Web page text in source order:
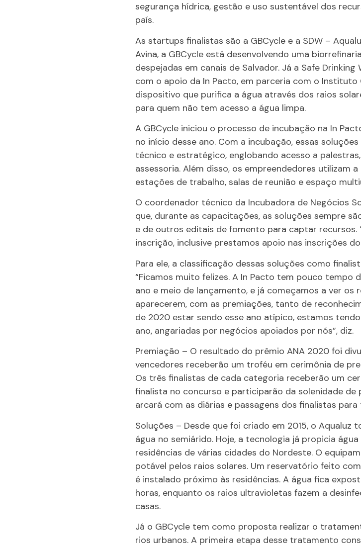
segurança hídrica, gestão e uso sustentável dos
país.
As startups finalistas são a GBCycle e a SDW –
Avina, a GBCycle está desenvolvendo uma
despejadas em canais de Salvador. Já a Safe
com o apoio da In Pacto, em parceria com o Instituto
dispositivo que purifica a água através dos raios
para quem não tem acesso a água limpa.
A GBCycle iniciou o processo de incubação na In
no início desse ano. Com a incubação, essas
técnico e estratégico, englobando acesso a
assessoria. Além disso, os empreendedores utilizam
estações de trabalho, salas de reunião e espaço
O coordenador técnico da Incubadora de Negócios
que, durante as capacitações, as soluções sempre
e de outros editais de fomento para captar recursos.
inscrição, inclusive prestamos apoio nas inscrições
Para ele, a classificação dessas soluções como
“Ficamos muito felizes. A In Pacto tem pouco tempo
ano e meio de lançamento, e já começamos a ver
aparecerem, com as premiações, tanto de
de 2020 estar sendo esse ano atípico, estamos
ano, angariadas por negócios apoiados por nós”, diz.
Premiação – O resultado do prêmio ANA 2020 foi
vencedores receberão um troféu em cerimônia de
Os três finalistas de cada categoria receberão um
finalista no concurso e participarão da solenidade de
arcará com as diárias e passagens dos finalistas
Soluções – Desde que foi criado em 2015, o
água no semiárido. Hoje, a tecnologia já propicia
residências de várias cidades do Nordeste. O
potável pelos raios solares. Um reservatório feito
é instalado próximo às residências. A água fica
horas, enquanto os raios ultravioletas fazem a
casas.
Já o GBCycle tem como proposta realizar o
rios urbanos. A primeira etapa desse tratamento